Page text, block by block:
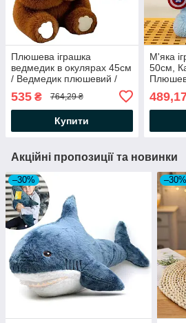
Плюшева іграшка
ведмедик в окулярах 45см
/ Ведмедик плюшевий /
Ведмедик іграшка / Дитяча
м'яка іграшка
535 ₴ 764,29 ₴
Купити
М'яка
50см,
Акційні пропозиції та новинки
–30% –30%